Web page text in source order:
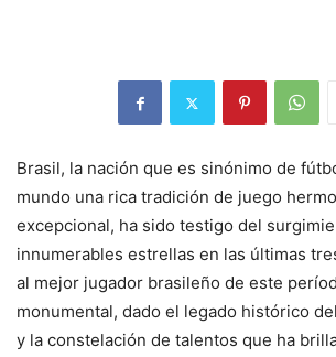
Brasil, la nación que es sinónimo de
mundo una rica tradición de juego
excepcional, ha sido testigo del
innumerables estrellas en las últimas
al mejor jugador brasileño de este
monumental, dado el legado histórico
y la constelación de talentos que ha